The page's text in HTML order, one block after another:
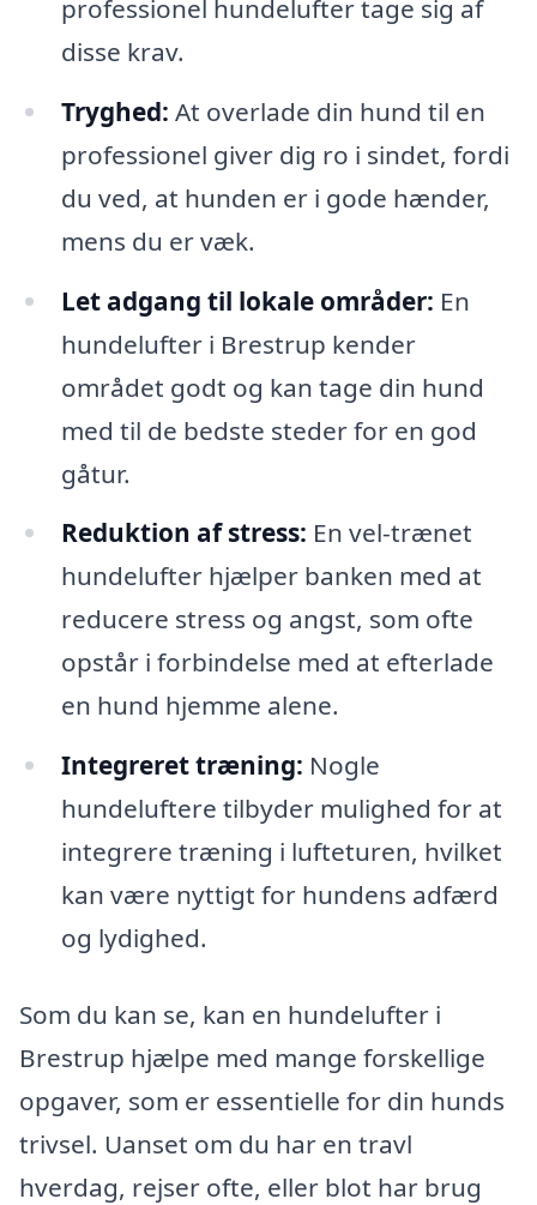
professionel hundelufter tage sig af
disse krav.
Tryghed: At overlade din hund til en
professionel giver dig ro i sindet, fordi
du ved, at hunden er i gode hænder,
mens du er væk.
Let adgang til lokale områder: En
hundelufter i Brestrup kender
området godt og kan tage din hund
med til de bedste steder for en god
gåtur.
Reduktion af stress: En vel-trænet
hundelufter hjælper banken med at
reducere stress og angst, som ofte
opstår i forbindelse med at efterlade
en hund hjemme alene.
Integreret træning: Nogle
hundeluftere tilbyder mulighed for at
integrere træning i lufteturen, hvilket
kan være nyttigt for hundens adfærd
og lydighed.
Som du kan se, kan en hundelufter i
Brestrup hjælpe med mange forskellige
opgaver, som er essentielle for din hunds
trivsel. Uanset om du har en travl
hverdag, rejser ofte, eller blot har brug